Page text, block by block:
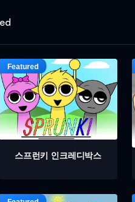
스프런키 인크레디박스